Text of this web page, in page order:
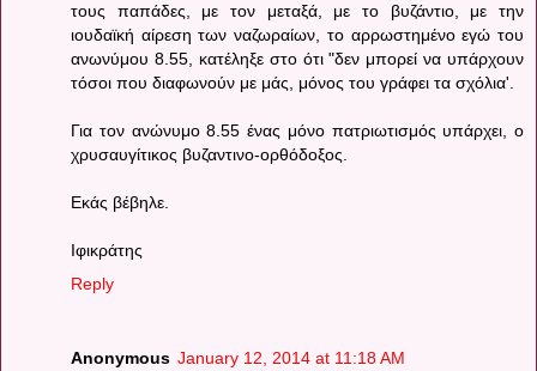
τους παπάδες, με τον μεταξά, με το βυζάντιο, με την
ιουδαϊκή αίρεση των ναζωραίων, το αρρωστημένο εγώ του
ανωνύμου 8.55, κατέληξε στο ότι "δεν μπορεί να υπάρχουν
τόσοι που διαφωνούν με μάς, μόνος του γράφει τα σχόλια'.
Για τον ανώνυμο 8.55 ένας μόνο πατριωτισμός υπάρχει, ο
χρυσαυγίτικος βυζαντινο-ορθόδοξος.
Εκάς βέβηλε.
Ιφικράτης
Reply
Anonymous January 12, 2014 at 11:18 AM